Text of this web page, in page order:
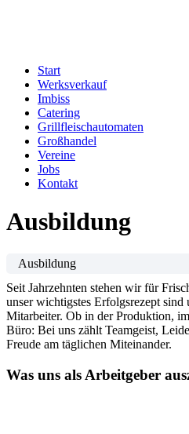
Start
Werksverkauf
Imbiss
Catering
Grillfleischautomaten
Großhandel
Vereine
Jobs
Kontakt
Ausbildung
Ausbildung
Seit Jahrzehnten stehen wir für
unser wichtigstes Erfolgsrezept sind
Mitarbeiter. Ob in der Produktion,
Büro: Bei uns zählt Teamgeist,
Freude am täglichen Miteinander.
Was uns als Arbeitgeber